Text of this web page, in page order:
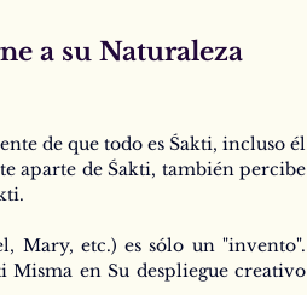
a su Naturaleza
de que todo es Śakti, incluso él
aparte de Śakti, también percibe
Mary, etc.) es sólo un "invento".
Misma en Su despliegue creativo